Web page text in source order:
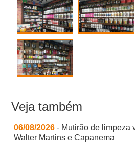
Veja também
06/08/2026 - Mutirão de limpeza
Walter Martins e Capanema